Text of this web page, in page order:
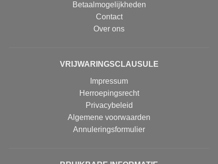
Betaalmogelijkheden
Contact
Over ons
VRIJWARINGSCLAUSULE
Impressum
Herroepingsrecht
Privacybeleid
Algemene voorwaarden
Annuleringsformulier